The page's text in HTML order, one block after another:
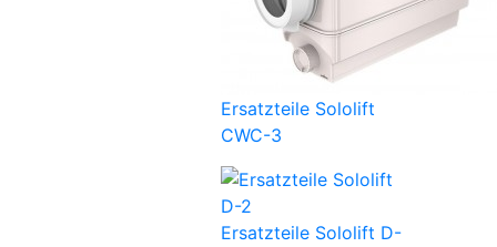
Ersatzteile Sololift
CWC-3
Ersatzteile Sololift D-